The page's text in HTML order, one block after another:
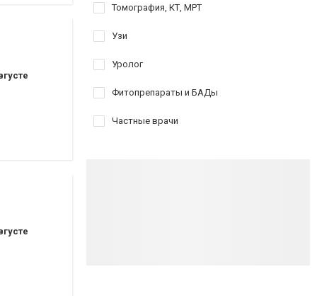
Томография, КТ, МРТ
Узи
Уролог
Фитопрепараты и БАДы
Частные врачи